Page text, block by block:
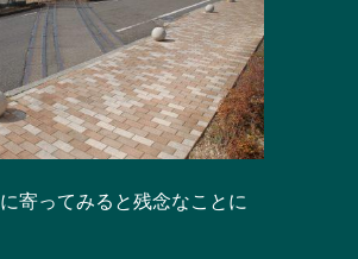
寄ってみると残念なことに